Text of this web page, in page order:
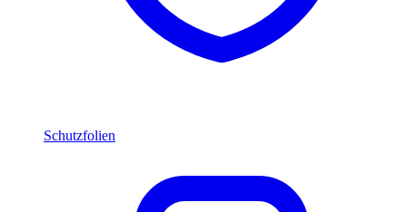
Schutzfolien